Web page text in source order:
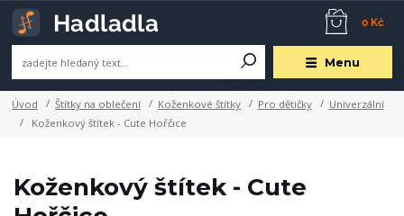
Menu
0 Kč
Úvod Štítky na oblečení Koženkové štítky Pro dětičky
Univerzální
Koženkový štítek - Cute Hořčice
Koženkový štítek - Cute